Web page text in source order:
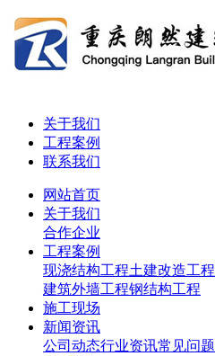
关于我们
工程案例
联系我们
网站首页
关于我们
合作企业
工程案例
现浇结构工程土建改造工程
建筑外墙工程钢结构工程
施工现场
新闻资讯
公司动态行业资讯常见问题